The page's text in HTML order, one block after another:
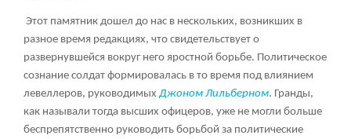
Этот памятник дошел до нас в нескольких, возникших в
разное время редакциях, что свидетельствует о
развернувшейся вокруг него яростной борьбе. Политическое
сознание солдат формировалась в то время под влиянием
левеллеров, руководимых Джоном Лильберном. Гранды,
как называли тогда высших офицеров, уже не могли больше
беспрепятственно руководить борьбой за политические